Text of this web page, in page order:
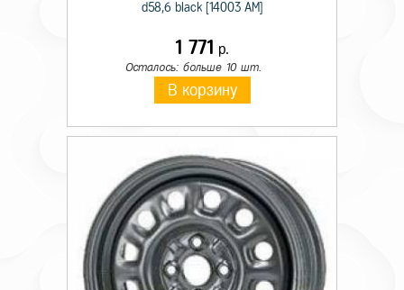
d58,6 black [14003 AM]
1 771 р.
Осталось: больше 10 шт.
В корзину